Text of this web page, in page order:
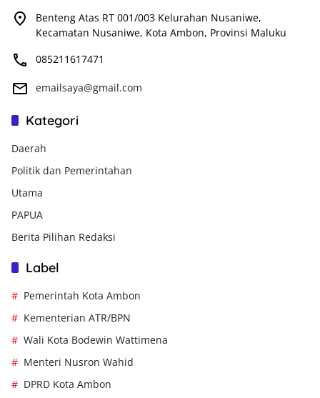
Benteng Atas RT 001/003 Kelurahan Nusaniwe,
Kecamatan Nusaniwe, Kota Ambon, Provinsi Maluku
085211617471
emailsaya@gmail.com
Kategori
Daerah
Politik dan Pemerintahan
Utama
PAPUA
Berita Pilihan Redaksi
Label
Pemerintah Kota Ambon
Kementerian ATR/BPN
Wali Kota Bodewin Wattimena
Menteri Nusron Wahid
DPRD Kota Ambon